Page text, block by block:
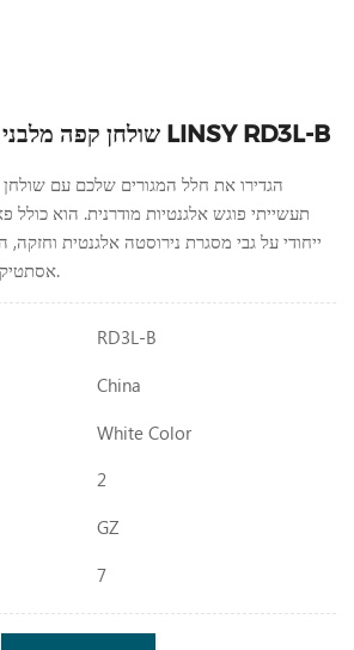
שולחן קפה מלבני רב-תכליתי מודרני LINSY RD3L-B
הגדירו את חלל המגורים שלכם עם שולחן
תעשייתי פוגש אלגנטיות מודרנית. הוא כולל
ייחודי על גבי מסגרת נירוסטה אלגנטית
אסתטיקה טבעית ותפקוד עכשווי.
RD3L-B
China
White Color
2
GZ
7